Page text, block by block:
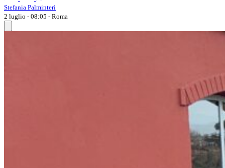
Stefania Palminteri
2 luglio - 08:05 - Roma